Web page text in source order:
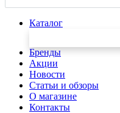
Каталог
Бренды
Акции
Новости
Статьи и обзоры
О магазине
Контакты